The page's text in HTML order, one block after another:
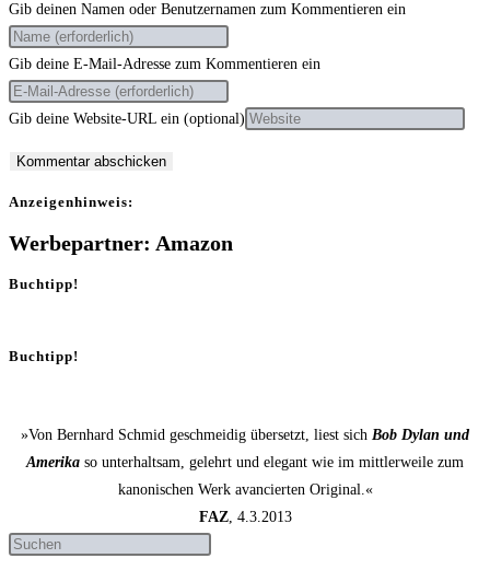
Gib deinen Namen oder Benutzernamen zum Kommentieren ein
Gib deine E-Mail-Adresse zum Kommentieren ein
Gib deine Website-URL ein (optional)
Anzei­gen­hin­weis:
Werbepartner: Amazon
Buchtipp!
Buchtipp!
»Von Bernhard Schmid geschmeidig übersetzt, liest sich Bob Dylan und
Amerika so unterhaltsam, gelehrt und elegant wie im mittlerweile zum
kanonischen Werk avancierten Original.«
FAZ, 4.3.2013